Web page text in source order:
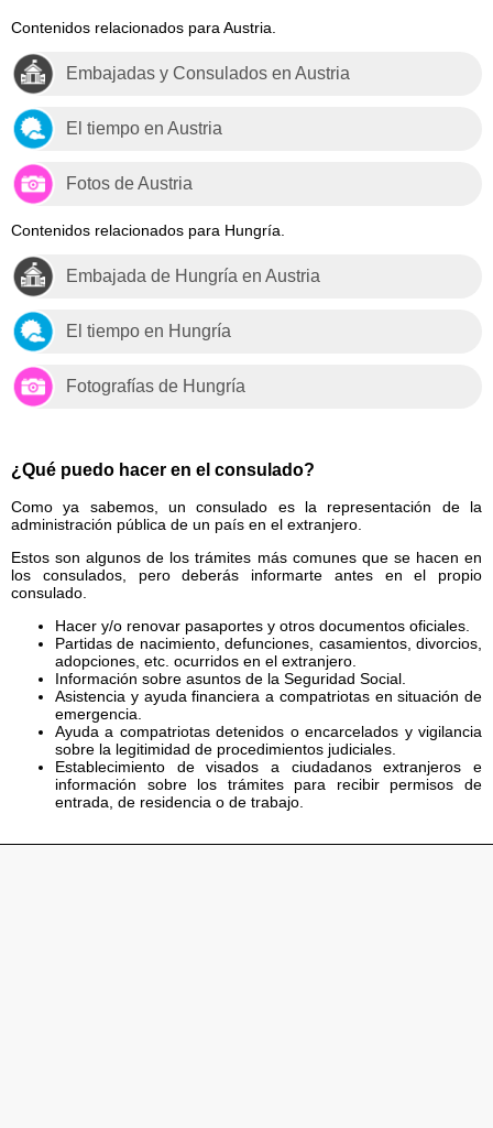
Contenidos relacionados para Austria.
Embajadas y Consulados en Austria
El tiempo en Austria
Fotos de Austria
Contenidos relacionados para Hungría.
Embajada de Hungría en Austria
El tiempo en Hungría
Fotografías de Hungría
¿Qué puedo hacer en el consulado?
Como ya sabemos, un consulado es la representación de la
administración pública de un país en el extranjero.
Estos son algunos de los trámites más comunes que se hacen en
los consulados, pero deberás informarte antes en el propio
consulado.
Hacer y/o renovar pasaportes y otros documentos oficiales.
Partidas de nacimiento, defunciones, casamientos, divorcios,
adopciones, etc. ocurridos en el extranjero.
Información sobre asuntos de la Seguridad Social.
Asistencia y ayuda financiera a compatriotas en situación de
emergencia.
Ayuda a compatriotas detenidos o encarcelados y vigilancia
sobre la legitimidad de procedimientos judiciales.
Establecimiento de visados a ciudadanos extranjeros e
información sobre los trámites para recibir permisos de
entrada, de residencia o de trabajo.